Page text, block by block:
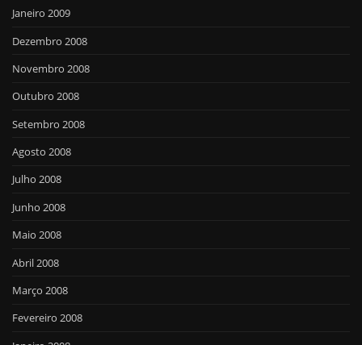
Janeiro 2009
Dezembro 2008
Novembro 2008
Outubro 2008
Setembro 2008
Agosto 2008
Julho 2008
Junho 2008
Maio 2008
Abril 2008
Março 2008
Fevereiro 2008